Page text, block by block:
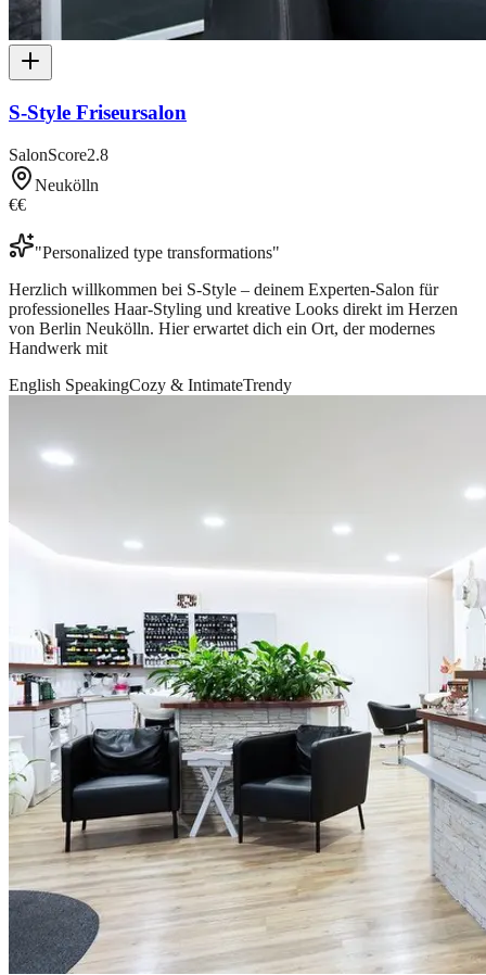
S-Style Friseursalon
SalonScore2.8
Neukölln
€€
"Personalized type transformations"
Herzlich willkommen bei S-Style – deinem Experten-Salon für
professionelles Haar-Styling und kreative Looks direkt im Herzen
von Berlin Neukölln. Hier erwartet dich ein Ort, der modernes
Handwerk mit
English SpeakingCozy & IntimateTrendy